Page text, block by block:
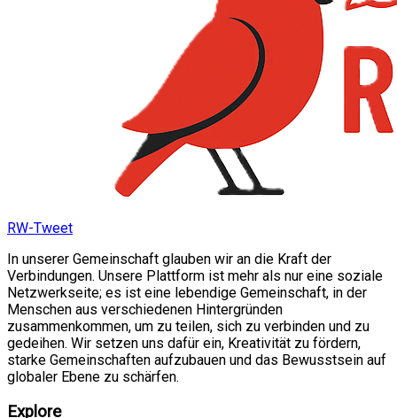
RW-Tweet
In unserer Gemeinschaft glauben wir an die Kraft der
Verbindungen. Unsere Plattform ist mehr als nur eine soziale
Netzwerkseite; es ist eine lebendige Gemeinschaft, in der
Menschen aus verschiedenen Hintergründen
zusammenkommen, um zu teilen, sich zu verbinden und zu
gedeihen. Wir setzen uns dafür ein, Kreativität zu fördern,
starke Gemeinschaften aufzubauen und das Bewusstsein auf
globaler Ebene zu schärfen.
Explore